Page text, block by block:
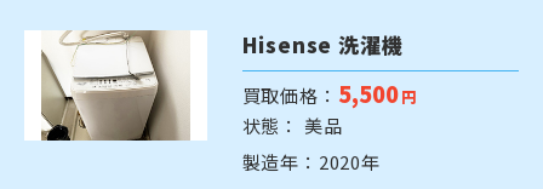
Hisense 洗濯機
買取価格： 5,500 円
状態： 美品
製造年：2020年